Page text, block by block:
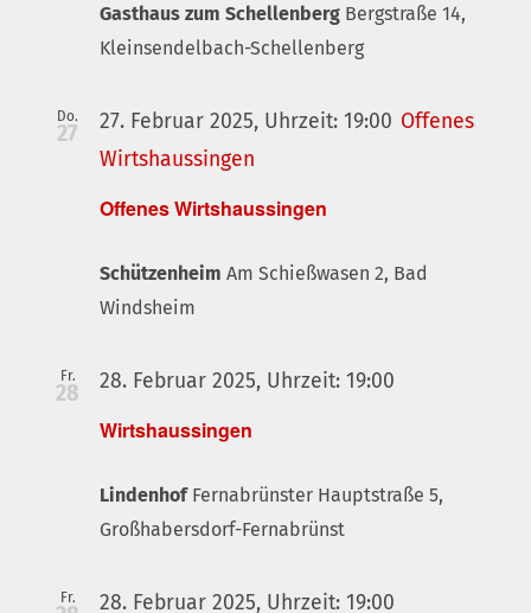
Gasthaus zum Schellenberg Bergstraße 14,
Kleinsendelbach-Schellenberg
Do.
27
Offenes Wirtshaussingen
27. Februar 2025, Uhrzeit: 19:00 Offenes
Wirtshaussingen
Schützenheim Am Schießwasen 2, Bad
Windsheim
Fr.
28
Wirtshaussingen
28. Februar 2025, Uhrzeit: 19:00
Lindenhof Fernabrünster Hauptstraße 5,
Großhabersdorf-Fernabrünst
Fr. 28. Februar 2025, Uhrzeit: 19:00